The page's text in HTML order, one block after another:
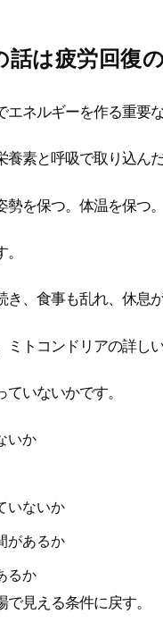
話は疲労回復
ネルギーを作る重要な
素と呼吸で取り込ん
を保つ。体温を保つ。
、食事も乱れ、休息
トコンドリアの詳し
いないかです。
いか
いないか
があるか
るか
見える条件に戻す。